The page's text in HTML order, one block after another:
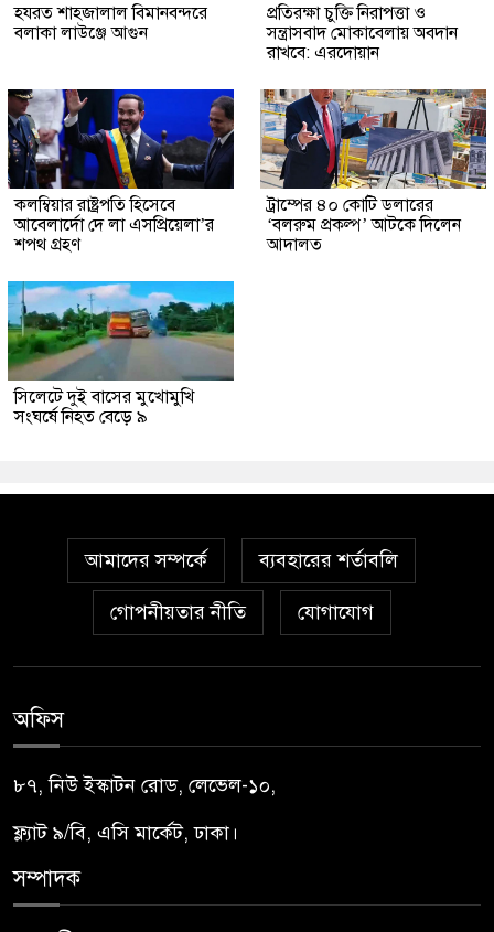
হযরত শাহজালাল বিমানবন্দরে
বলাকা লাউঞ্জে আগুন
প্রতিরক্ষা চুক্তি নিরাপত্তা ও
সন্ত্রাসবাদ মোকাবেলায় অবদান
রাখবে: এরদোয়ান
কলম্বিয়ার রাষ্ট্রপতি হিসেবে
আবেলার্দো দে লা এসপ্রিয়েলা’র
শপথ গ্রহণ
ট্রাম্পের ৪০ কোটি ডলারের
‘বলরুম প্রকল্প’ আটকে দিলেন
আদালত
সিলেটে দুই বাসের মুখোমুখি
সংঘর্ষে নিহত বেড়ে ৯
আমাদের সম্পর্কে ব্যবহারের শর্তাবলি
গোপনীয়তার নীতি যোগাযোগ
অফিস
৮৭, নিউ ইস্কাটন রোড, লেভেল-১০,
ফ্ল্যাট ৯/বি, এসি মার্কেট, ঢাকা।
সম্পাদক